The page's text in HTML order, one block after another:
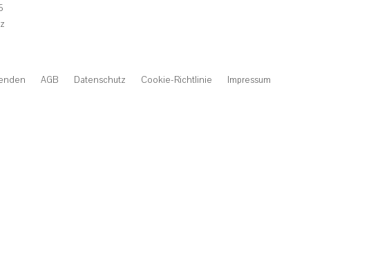
AGB Datenschutz Cookie-Richtlinie Impressum